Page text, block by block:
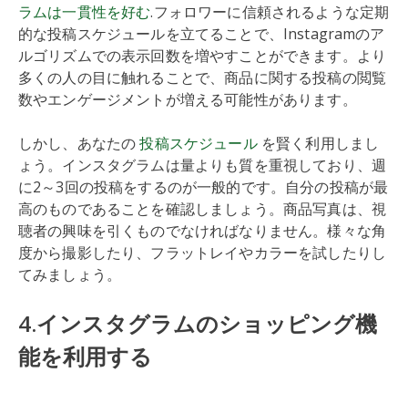
ラムは一貫性を好む.フォロワーに信頼されるような定期
的な投稿スケジュールを立てることで、Instagramのア
ルゴリズムでの表示回数を増やすことができます。より
多くの人の目に触れることで、商品に関する投稿の閲覧
数やエンゲージメントが増える可能性があります。
しかし、あなたの投稿スケジュールを賢く利用しまし
ょう。インスタグラムは量よりも質を重視しており、週
に2～3回の投稿をするのが一般的です。自分の投稿が最
高のものであることを確認しましょう。商品写真は、視
聴者の興味を引くものでなければなりません。様々な角
度から撮影したり、フラットレイやカラーを試したりし
てみましょう。
4.インスタグラムのショッピング機
能を利用する